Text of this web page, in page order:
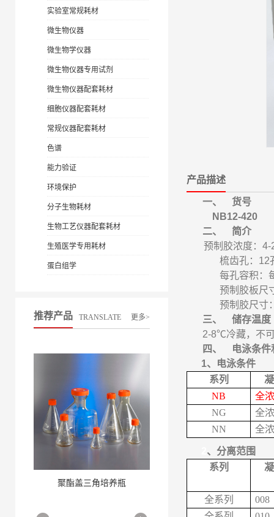
实验室常规耗材
微生物仪器
微生物学仪器
微生物仪器专用试剂
微生物仪器配套耗材
细胞仪器配套耗材
常规仪器配套耗材
色谱
能力验证
环境保护
分子生物耗材
生物工艺仪器配套耗材
生殖医学专用耗材
蛋白组学
推荐产品 TRANSLATE 更多>
聚酯盖三角培养瓶
More
产品描述
一、
货号
NB12-420
二、
简介
预制胶浓度： 4-
梳齿孔： 12
每孔容积：
预制胶板尺
预制胶尺寸
三、
储存温度
2-8℃冷藏，不
四、
电泳条
1、电泳条件
系列
NB
全
NG
全
NN
全
、分离范围
系列
全系列
008